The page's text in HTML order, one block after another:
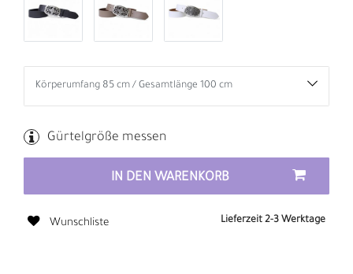
Gürtelgröße messen
IN DEN WARENKORB
Wunschliste Lieferzeit 2-3 Werktage